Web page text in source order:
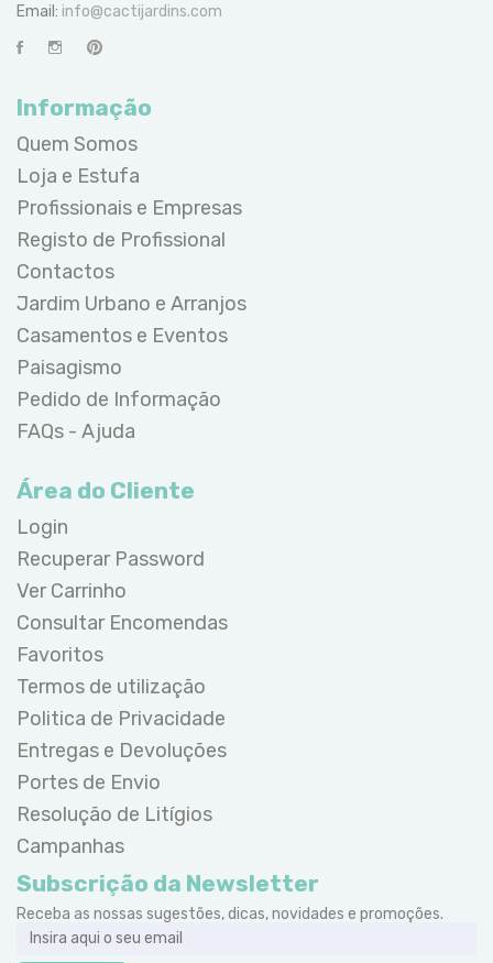
Email: info@cactijardins.com
Informação
Quem Somos
Loja e Estufa
Profissionais e Empresas
Registo de Profissional
Contactos
Jardim Urbano e Arranjos
Casamentos e Eventos
Paisagismo
Pedido de Informação
FAQs - Ajuda
Área do Cliente
Login
Recuperar Password
Ver Carrinho
Consultar Encomendas
Favoritos
Termos de utilização
Politica de Privacidade
Entregas e Devoluções
Portes de Envio
Resolução de Litígios
Campanhas
Subscrição da Newsletter
Receba as nossas sugestões, dicas, novidades e promoções.